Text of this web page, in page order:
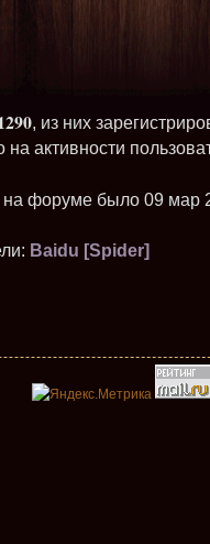
, из них
активности
на форуме было 09 мар
Baidu [Spider]